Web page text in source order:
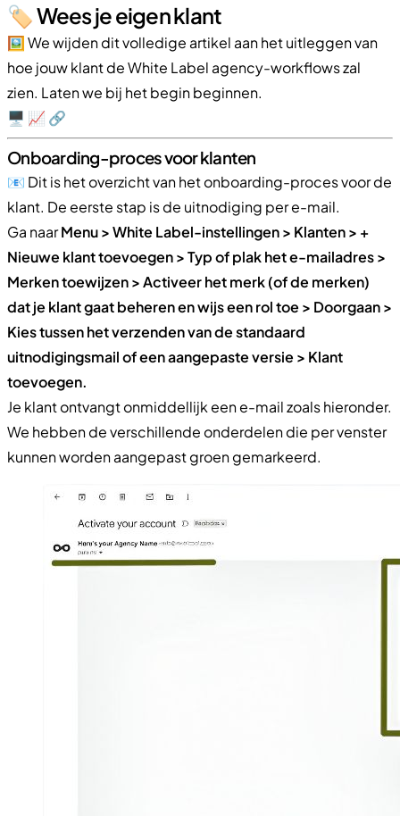
🏷️ Wees je eigen klant
🖼️ We wijden dit volledige artikel aan het uitleggen van
hoe jouw klant de White Label agency-workflows zal
zien. Laten we bij het begin beginnen.
🖥️ 📈 🔗
Onboarding-proces voor klanten
📧 Dit is het overzicht van het onboarding-proces voor de
klant. De eerste stap is de uitnodiging per e-mail.
Ga naarMenu > White Label-instellingen > Klanten > +
Nieuwe klant toevoegen > Typ of plak het e-mailadres >
Merken toewijzen > Activeer het merk (of de merken)
dat je klant gaat beheren en wijs een rol toe > Doorgaan >
Kies tussen het verzenden van de standaard
uitnodigingsmail of een aangepaste versie > Klant
toevoegen.
Je klant ontvangt onmiddellijk een e-mail zoals hieronder.
We hebben de verschillende onderdelen die per venster
kunnen worden aangepast groen gemarkeerd.